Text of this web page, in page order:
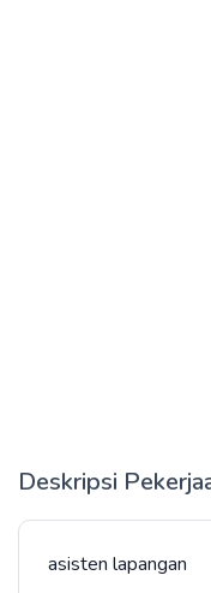
Deskripsi
asisten lapangan